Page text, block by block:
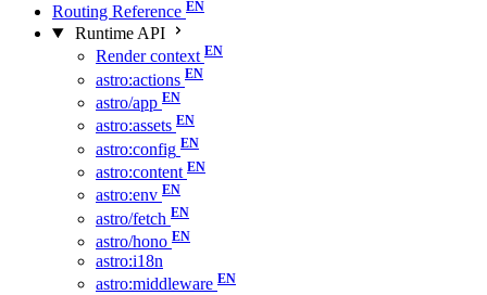
Routing Reference
Runtime API
Render context
astro:actions
astro/app
astro:assets
astro:config
astro:content
astro:env
astro/fetch
astro/hono
astro:i18n
astro:middleware